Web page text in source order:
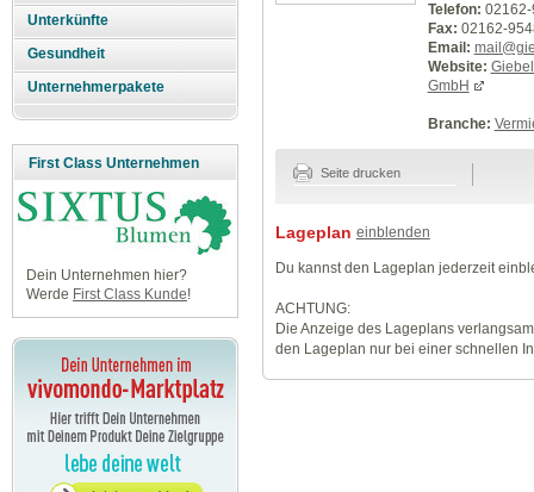
Unterkünfte
Gesundheit
Unternehmerpakete
First Class Unternehmen
Dein Unternehmen hier?
Werde First Class Kunde!
Telefon:
Fax: 02162-
Email:
Website:
GmbH
Branche:
Seite drucken
Lageplan einblenden
Du kannst den Lageplan jederzeit
ACHTUNG:
Die Anzeige des Lageplans
den Lageplan nur bei einer schnellen